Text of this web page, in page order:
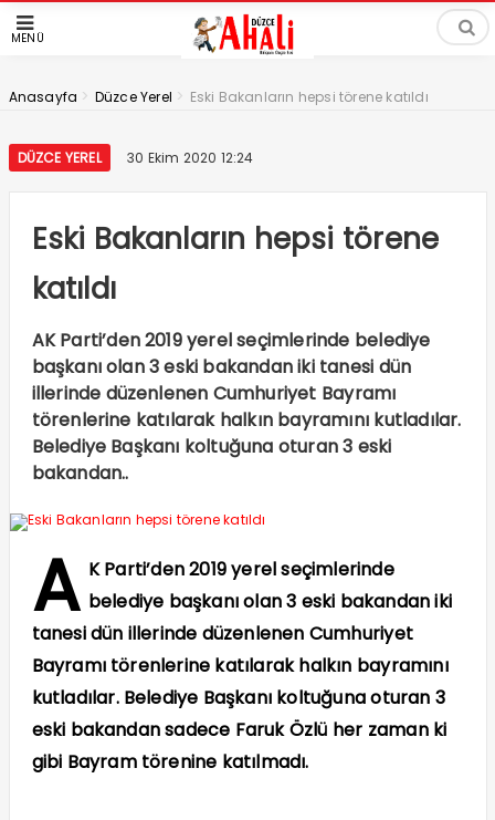
MENÜ
Anasayfa > Düzce Yerel > Eski Bakanların hepsi törene katıldı
DÜZCE YEREL 30 Ekim 2020 12:24
Eski Bakanların hepsi törene
katıldı
AK Parti’den 2019 yerel seçimlerinde belediye
başkanı olan 3 eski bakandan iki tanesi dün
illerinde düzenlenen Cumhuriyet Bayramı
törenlerine katılarak halkın bayramını kutladılar.
Belediye Başkanı koltuğuna oturan 3 eski
bakandan..
A K Parti’den 2019 yerel seçimlerinde
belediye başkanı olan 3 eski bakandan iki
tanesi dün illerinde düzenlenen Cumhuriyet
Bayramı törenlerine katılarak halkın bayramını
kutladılar. Belediye Başkanı koltuğuna oturan 3
eski bakandan sadece Faruk Özlü her zaman ki
gibi Bayram törenine katılmadı.